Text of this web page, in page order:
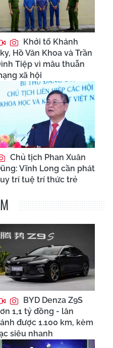
Khởi tố Khánh
Hồ Văn Khoa và Trần
Tiệp vì mâu thuẫn
xã hội
Chủ tịch Phan Xuân
Vĩnh Long cần phát
trí tuệ trí thức trẻ
BYD Denza Z9S
1,1 tỷ đồng - lăn
được 1.100 km, kèm
siêu nhanh